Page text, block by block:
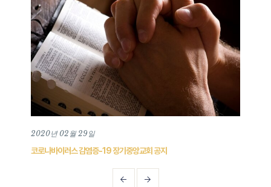
2020년 02월 29일
코로나바이러스 감염증-19 장기중앙교회 공지